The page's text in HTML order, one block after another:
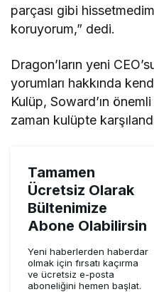
parçası gibi
koruyorum,” dedi.
Dragon’ların yeni
yorumları hakkında
Kulüp, Soward’ın
zaman kulüpte
Tamamen
Ücretsiz Olarak
Bültenimize
Abone Olabilirsin
Yeni haberlerden haberdar
olmak için fırsatı kaçırma
ve ücretsiz e-posta
aboneliğini hemen başlat.